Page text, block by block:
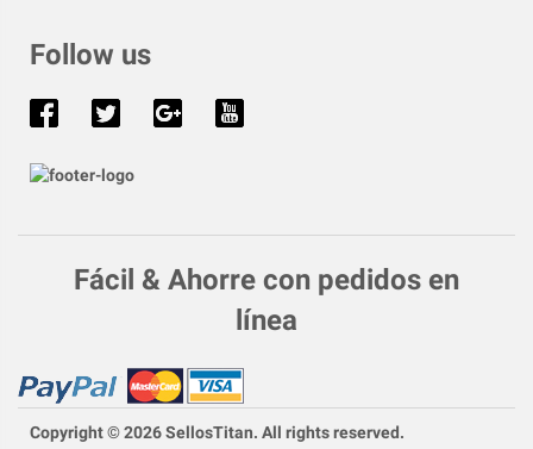
Follow us
Fácil & Ahorre con pedidos en
línea
Copyright © 2026 SellosTitan. All rights reserved.